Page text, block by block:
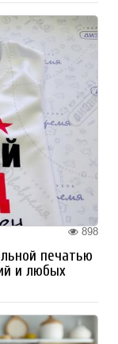
898
печатью
и любых